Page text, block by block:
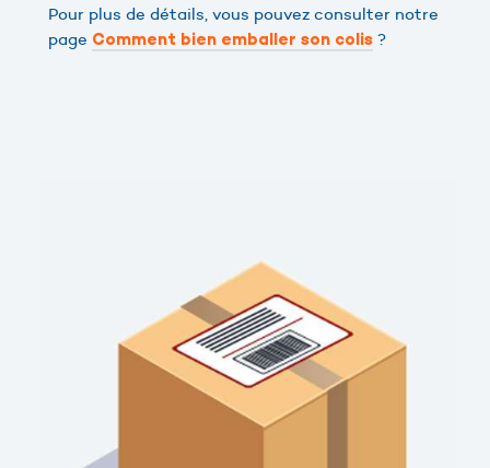
Pour plus de détails, vous pouvez consulter notre
page Comment bien emballer son colis ?